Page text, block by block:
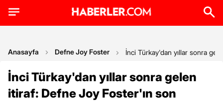
Anasayfa Defne Joy Foster İnci Türkay'dan yıllar sonra
İnci Türkay'dan yıllar sonra gelen
itiraf: Defne Joy Foster'ın son